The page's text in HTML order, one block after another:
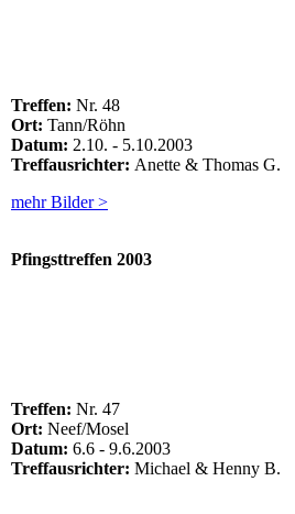
Treffen: Nr. 48
Ort: Tann/Röhn
Datum: 2.10. - 5.10.2003
Treffausrichter: Anette & Thomas G.
mehr Bilder >
Pfingsttreffen 2003
Treffen: Nr. 47
Ort: Neef/Mosel
Datum: 6.6 - 9.6.2003
Treffausrichter: Michael & Henny B.